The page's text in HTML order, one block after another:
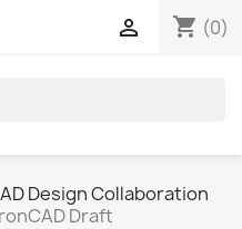
shopping_cart (0)

Design Collaboration
Draft